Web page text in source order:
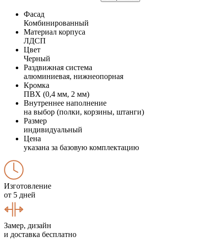
Фасад
Комбинированный
Материал корпуса
ЛДСП
Цвет
Черный
Раздвижная система
алюминиевая, нижнеопорная
Кромка
ПВХ (0,4 мм, 2 мм)
Внутреннее наполнение
на выбор (полки, корзины, штанги)
Размер
индивидуальный
Цена
указана за базовую комплектацию
Изготовление
от 5 дней
Замер, дизайн
и доставка бесплатно